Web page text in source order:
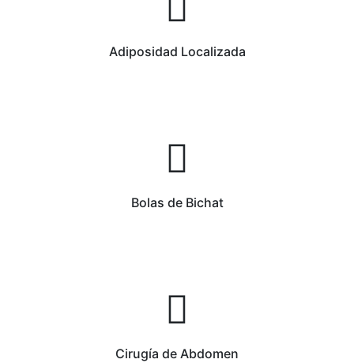
Adiposidad Localizada
Bolas de Bichat
Cirugía de Abdomen